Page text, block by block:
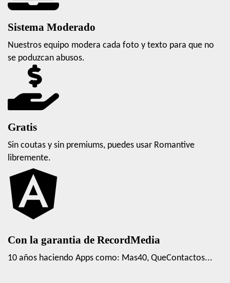
Sistema Moderado
Nuestros equipo modera cada foto y texto para que no
se poduzcan abusos.
Gratis
Sin coutas y sin premiums, puedes usar Romantive
libremente.
Con la garantia de RecordMedia
10 años haciendo Apps como: Mas40, QueContactos...